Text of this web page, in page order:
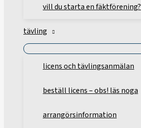
vill du starta en fäktförening?
tävling
licens och tävlingsanmälan
beställ licens – obs! läs noga
arrangörsinformation